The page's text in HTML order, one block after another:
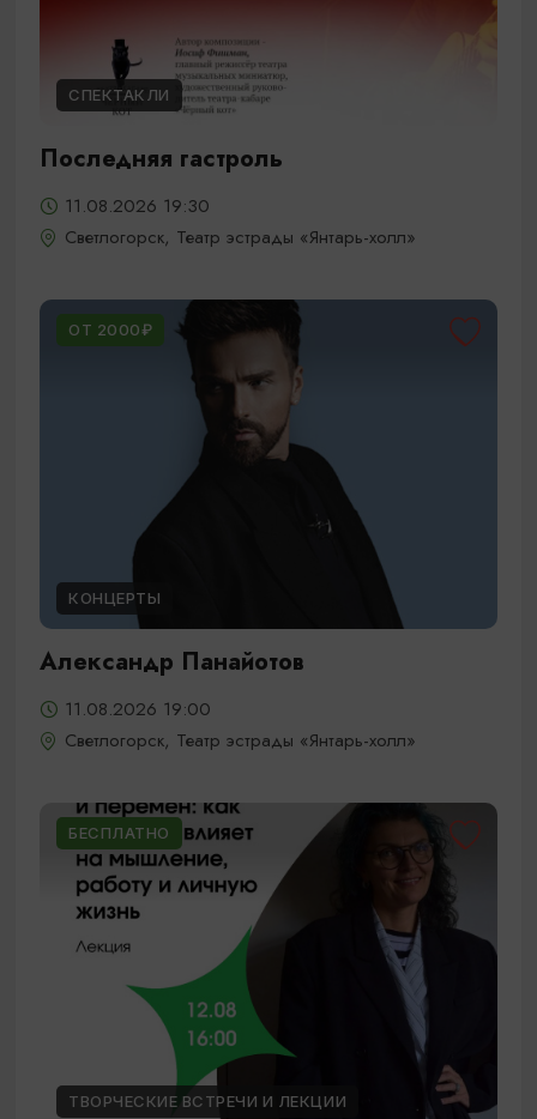
СПЕКТАКЛИ
Последняя гастроль
11.08.2026 19:30
Светлогорск, Театр эстрады «Янтарь-холл»
ОТ 2000₽
КОНЦЕРТЫ
Александр Панайотов
11.08.2026 19:00
Светлогорск, Театр эстрады «Янтарь-холл»
БЕСПЛАТНО
ТВОРЧЕСКИЕ ВСТРЕЧИ И ЛЕКЦИИ